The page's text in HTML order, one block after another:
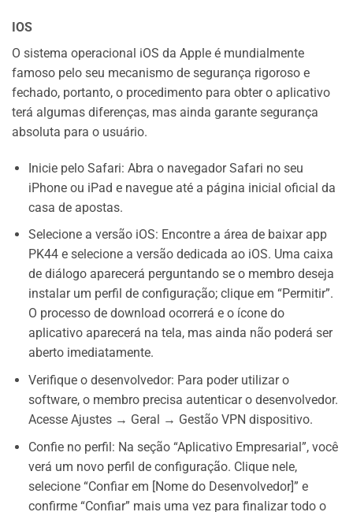
IOS
O sistema operacional iOS da Apple é mundialmente
famoso pelo seu mecanismo de segurança rigoroso e
fechado, portanto, o procedimento para obter o aplicativo
terá algumas diferenças, mas ainda garante segurança
absoluta para o usuário.
Inicie pelo Safari: Abra o navegador Safari no seu
iPhone ou iPad e navegue até a página inicial oficial da
casa de apostas.
Selecione a versão iOS: Encontre a área de baixar app
PK44 e selecione a versão dedicada ao iOS. Uma caixa
de diálogo aparecerá perguntando se o membro deseja
instalar um perfil de configuração; clique em “Permitir”.
O processo de download ocorrerá e o ícone do
aplicativo aparecerá na tela, mas ainda não poderá ser
aberto imediatamente.
Verifique o desenvolvedor: Para poder utilizar o
software, o membro precisa autenticar o desenvolvedor.
Acesse Ajustes → Geral → Gestão VPN dispositivo.
Confie no perfil: Na seção “Aplicativo Empresarial”, você
verá um novo perfil de configuração. Clique nele,
selecione “Confiar em [Nome do Desenvolvedor]” e
confirme “Confiar” mais uma vez para finalizar todo o